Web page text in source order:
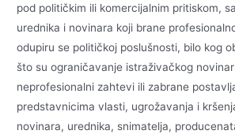
pod političkim ili komercijalnim pritiskom,
urednika i novinara koji brane
odupiru se političkoj poslušnosti, bilo kog
što su ograničavanje istraživačkog
neprofesionalni zahtevi ili zabrane
predstavnicima vlasti, ugrožavanja i
novinara, urednika, snimatelja,